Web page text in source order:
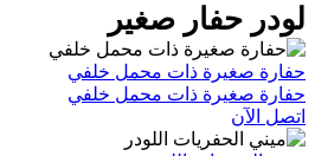
لودر حفار صغير
حفارة صغيرة ذات محمل خلفي
حفارة صغيرة ذات محمل خلفي
اتصل الآن